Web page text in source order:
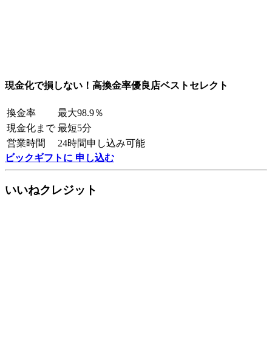
現金化で損しない！高換金率優良店ベストセレクト
換金率
最大98.9％
現金化まで 最短5分
営業時間
24時間申し込み可能
ビックギフトに 申し込む
いいねクレジット